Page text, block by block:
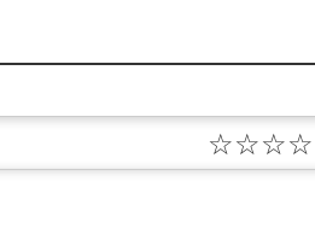
☆
☆
☆
☆